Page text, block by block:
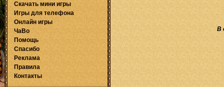
В
Скачать мини игры
Игры для телефона
Онлайн игры
ЧаВо
Помощь
Спасибо
Реклама
Правила
Контакты